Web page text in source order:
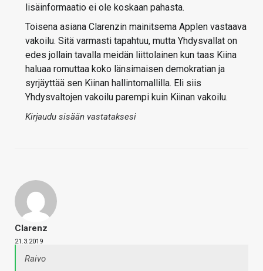
lisäinformaatio ei ole koskaan pahasta.
Toisena asiana Clarenzin mainitsema Applen vastaava
vakoilu. Sitä varmasti tapahtuu, mutta Yhdysvallat on
edes jollain tavalla meidän liittolainen kun taas Kiina
haluaa romuttaa koko länsimaisen demokratian ja
syrjäyttää sen Kiinan hallintomallilla. Eli siis
Yhdysvaltojen vakoilu parempi kuin Kiinan vakoilu.
Kirjaudu sisään vastataksesi
Clarenz
21.3.2019
Raivo